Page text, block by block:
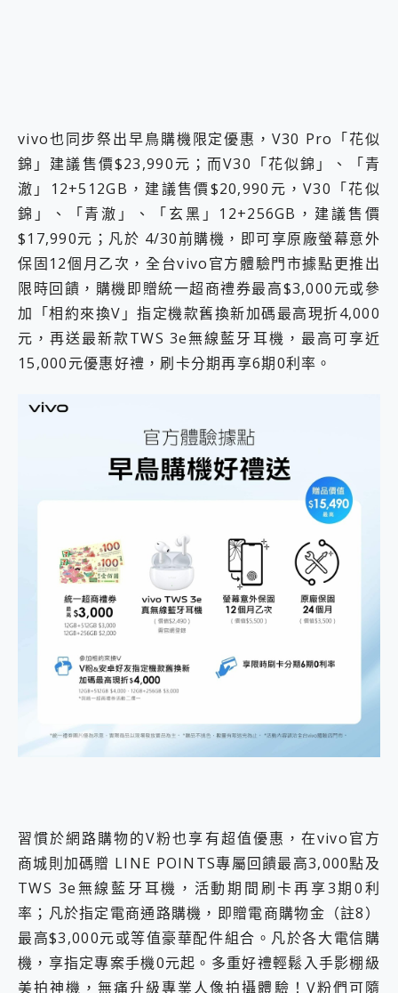
vivo也同步祭出早鳥購機限定優惠，V30 Pro「花似
錦」建議售價$23,990元；而V30「花似錦」、「青
澈」12+512GB，建議售價$20,990元，V30「花似
錦」、「青澈」、「玄黑」12+256GB，建議售價
$17,990元；凡於 4/30前購機，即可享原廠螢幕意外
保固12個月乙次，全台vivo官方體驗門市據點更推出
限時回饋，購機即贈統一超商禮券最高$3,000元或參
加「相約來換V」指定機款舊換新加碼最高現折4,000
元，再送最新款TWS 3e無線藍牙耳機，最高可享近
15,000元優惠好禮，刷卡分期再享6期0利率。
習慣於網路購物的V粉也享有超值優惠，在vivo官方
商城則加碼贈 LINE POINTS專屬回饋最高3,000點及
TWS 3e無線藍牙耳機，活動期間刷卡再享3期0利
率；凡於指定電商通路購機，即贈電商購物金（註8）
最高$3,000元或等值豪華配件組合。凡於各大電信購
機，享指定專案手機0元起。多重好禮輕鬆入手影棚級
美拍神機，無痛升級專業人像拍攝體驗！V粉們可隨